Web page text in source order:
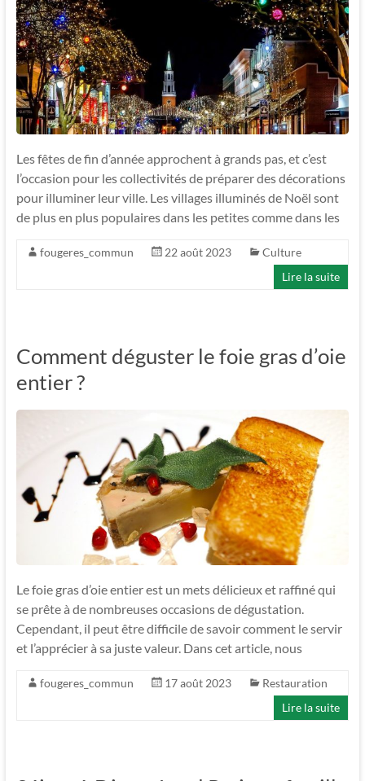
Les fêtes de fin d’année approchent à grands pas, et c’est
l’occasion pour les collectivités de préparer des décorations
pour illuminer leur ville. Les villages illuminés de Noël sont
de plus en plus populaires dans les petites comme dans les
fougeres_commun 22 août 2023
Culture
Lire la suite
Comment déguster le foie gras d’oie
entier ?
Le foie gras d’oie entier est un mets délicieux et raffiné qui
se prête à de nombreuses occasions de dégustation.
Cependant, il peut être difficile de savoir comment le servir
et l’apprécier à sa juste valeur. Dans cet article, nous
fougeres_commun 17 août 2023
Restauration
Lire la suite